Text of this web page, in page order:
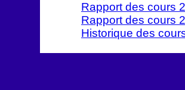
Rapport des cours
Rapport des cours
Historique des